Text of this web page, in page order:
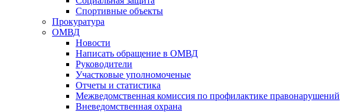
Спортивные объекты
Прокуратура
ОМВД
Новости
Написать обращение в ОМВД
Руководители
Участковые уполномоченые
Отчеты и статистика
Межведомственная комиссия по профилактике правонарушений
Вневедомственная охрана